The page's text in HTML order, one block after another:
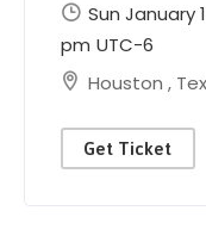
Sun January
pm UTC-6
Houston ,
Get Ticket